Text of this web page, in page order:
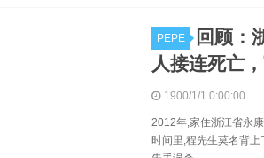
PEPE
回顾：
人接连死亡
1900/1/1 0:00:00
2012年,家住浙江省永
时间里,程先生莫名背